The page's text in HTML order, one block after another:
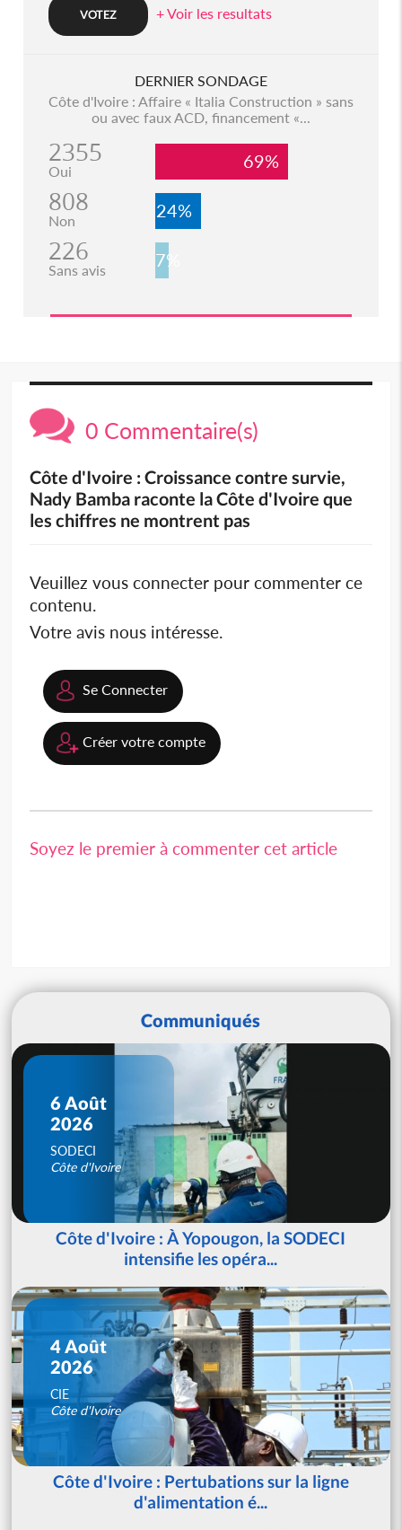
+ Voir les resultats
DERNIER SONDAGE
Côte d'Ivoire : Affaire « Italia Construction » sans
ou avec faux ACD, financement «...
2355
Oui 69%
808
Non 24%
226
Sans avis 7%
0 Commentaire(s)
Côte d'Ivoire : Croissance contre survie,
Nady Bamba raconte la Côte d'Ivoire que
les chiffres ne montrent pas
Veuillez vous connecter pour commenter ce
contenu.
Votre avis nous intéresse.
Se Connecter
Créer votre compte
Soyez le premier à commenter cet article
Communiqués
6 Août
2026
SODECI
Côte d'Ivoire
Côte d'Ivoire : À Yopougon, la SODECI
intensifie les opéra...
4 Août
2026
CIE
Côte d'Ivoire
Côte d'Ivoire : Pertubations sur la ligne
d'alimentation é...